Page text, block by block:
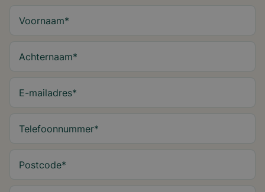
Voornaam*
Achternaam*
E-mailadres*
Telefoonnummer*
Postcode*